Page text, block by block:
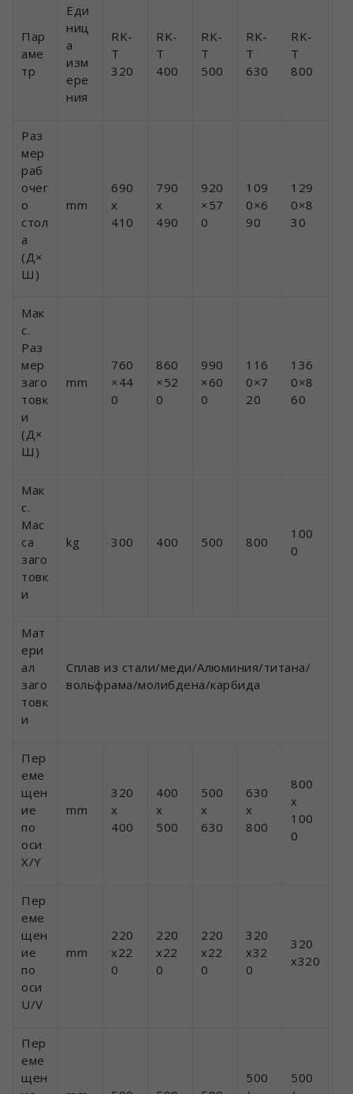
Пар
аме
тр
Еди
ниц
а
изм
ере
ния
RK-
T
320
RK-
T
400
RK-
T
500
RK-
T
630
RK-
T
800
Раз
мер
раб
очег
о
стол
а
(Д×
Ш)
mm
690
x
410
790
x
490
920
×57
0
109
0×6
90
129
0×8
30
Мак
с.
Раз
мер
заго
товк
и
(Д×
Ш)
mm
760
×44
0
860
×52
0
990
×60
0
116
0×7
20
136
0×8
60
Мак
с.
Мас
са
заго
товк
и
kg 300 400 500 800
100
0
Мат
ери
ал
заго
товк
и
Сплав из стали/меди/Алюминия/титана/
вольфрама/молибдена/карбида
Пер
еме
щен
ие
по
оси
X/Y
mm
320
x
400
400
x
500
500
x
630
630
x
800
800
x
100
0
Пер
еме
щен
ие
по
оси
U/V
mm
220
x22
0
220
x22
0
220
x22
0
320
x32
0
320
x320
Пер
еме
щен
500
500